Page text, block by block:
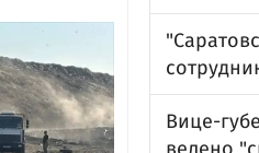
Вице-